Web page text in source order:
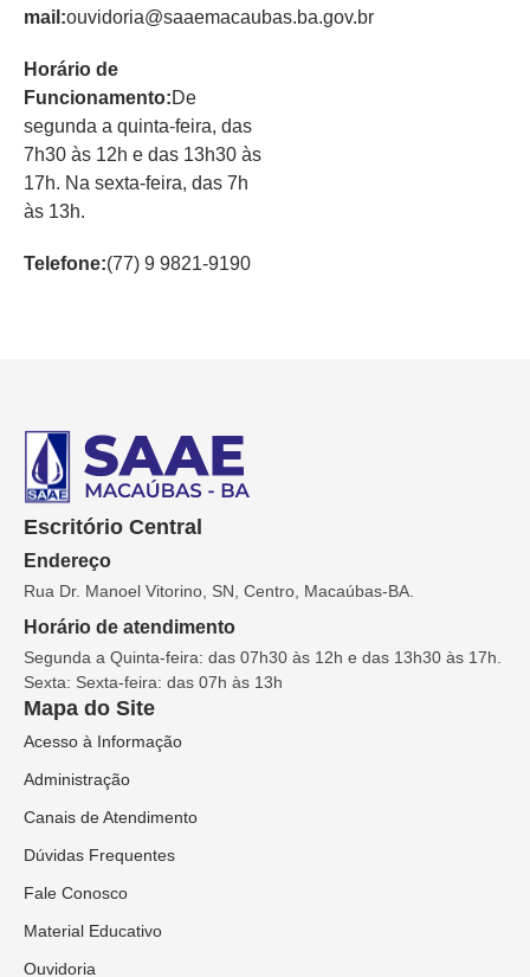
mail:ouvidoria@saaemacaubas.ba.gov.br
Horário de
Funcionamento:De
segunda a quinta-feira, das
7h30 às 12h e das 13h30 às
17h. Na sexta-feira, das 7h
às 13h.
Telefone:(77) 9 9821-9190
Escritório Central
Endereço
Rua Dr. Manoel Vitorino, SN, Centro, Macaúbas-BA.
Horário de atendimento
Segunda a Quinta-feira: das 07h30 às 12h e das 13h30 às 17h.
Sexta: Sexta-feira: das 07h às 13h
Mapa do Site
Acesso à Informação
Administração
Canais de Atendimento
Dúvidas Frequentes
Fale Conosco
Material Educativo
Ouvidoria